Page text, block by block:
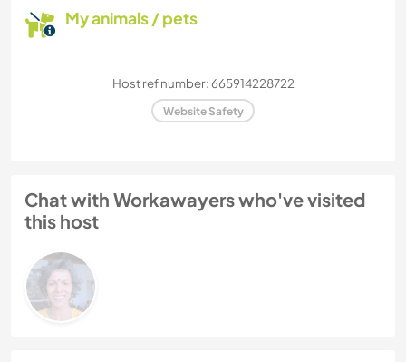
My animals / pets
Host ref number: 665914228722
Website Safety
Chat with Workawayers who've visited
this host